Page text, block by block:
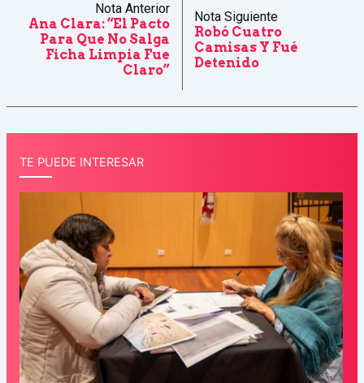
Nota Anterior
Ana Clara: “El Pacto
Para Que No Salga
Ficha Limpia Fue
Claro”
Nota Siguiente
Robó Cuatro
Camisas Y Fué
Detenido
TE PUEDE INTERESAR